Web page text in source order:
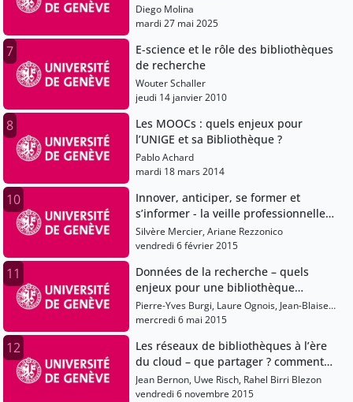
Diego Molina
mardi 27 mai 2025
7
E-science et le rôle des bibliothèques
de recherche
Wouter Schaller
jeudi 14 janvier 2010
8
Les MOOCs : quels enjeux pour
l’UNIGE et sa Bibliothèque ?
Pablo Achard
mardi 18 mars 2014
10
Innover, anticiper, se former et
s’informer - la veille professionnelle
aujourd’hui
Silvère Mercier, Ariane Rezzonico
vendredi 6 février 2015
11
Données de la recherche – quels
enjeux pour une bibliothèque
universitaire ?
Pierre-Yves Burgi, Laure Ognois, Jean-Blaise
Claivaz, Eliane Blumer
mercredi 6 mai 2015
12
Les réseaux de bibliothèques à l’ère
du cloud – que partager ? comment
travailler ?
Jean Bernon, Uwe Risch, Rahel Birri Blezon
vendredi 6 novembre 2015